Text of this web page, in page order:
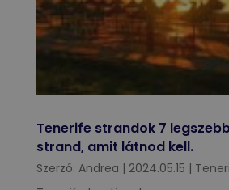
Tenerife strandok 7
strand, amit látnod kell.
Szerző: Andrea | 2024.05.15 |